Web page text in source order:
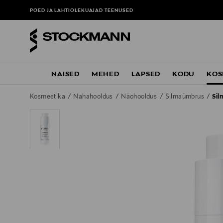
POED JA LAHTIOLEKUAJADTEENUSED
NAISED MEHED LAPSED KODU
Kosmeetika Nahahooldus Näohooldus Silmaümbrus